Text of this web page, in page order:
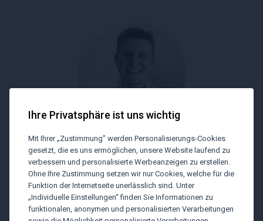
Lucas Malzer
Human Resources
Ihre Privatsphäre ist uns wichtig
Mit Ihrer „Zustimmung" werden Personalisierungs-Cookies
gesetzt, die es uns ermöglichen, unsere Website laufend zu
verbessern und personalisierte Werbeanzeigen zu erstellen.
Ohne Ihre Zustimmung setzen wir nur Cookies, welche für die
Funktion der Internetseite unerlässlich sind. Unter
„Individuelle Einstellungen“ finden Sie Informationen zu
funktionalen, anonymen und personalisierten Verarbeitungen